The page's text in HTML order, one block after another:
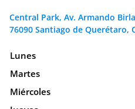
Central Park, Av. Armando
76090 Santiago de Querétaro,
Lunes
Martes
Miércoles